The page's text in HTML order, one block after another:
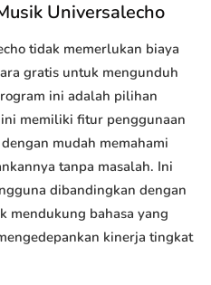
Universalecho
tidak memerlukan biaya
gratis untuk mengunduh
ini adalah pilihan
memiliki fitur penggunaan
mudah memahami
tanpa masalah. Ini
dibandingkan dengan
mendukung bahasa yang
kinerja tingkat